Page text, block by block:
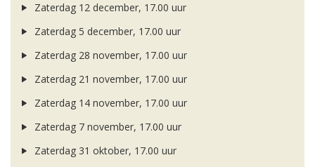
Zaterdag 12 december, 17.00 uur
Zaterdag 5 december, 17.00 uur
Zaterdag 28 november, 17.00 uur
Zaterdag 21 november, 17.00 uur
Zaterdag 14 november, 17.00 uur
Zaterdag 7 november, 17.00 uur
Zaterdag 31 oktober, 17.00 uur